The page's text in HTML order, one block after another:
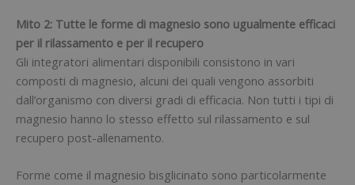
Mito 2: Tutte le forme di magnesio sono ugualmente efficaci
per il rilassamento e per il recupero
Gli integratori alimentari disponibili consistono in vari
composti di magnesio, alcuni dei quali vengono assorbiti
dall’organismo con diversi gradi di efficacia. Non tutti i tipi di
magnesio hanno lo stesso effetto sul rilassamento e sul
recupero post-allenamento.
Forme come il magnesio bisglicinato sono particolarmente